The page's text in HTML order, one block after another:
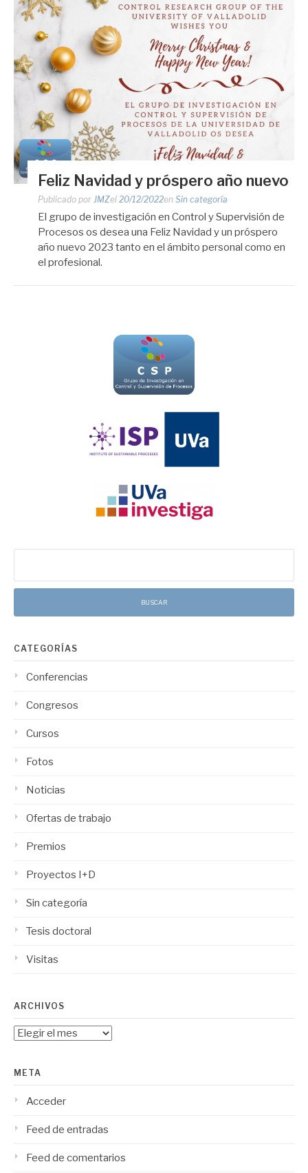
Feliz Navidad y próspero año nuevo
Publicado por JMZel 20/12/2022en Sin categoría
El grupo de investigación en Control y Supervisión de
Procesos os desea una Feliz Navidad y un próspero
año nuevo 2023 tanto en el ámbito personal como en
el profesional.
CATEGORÍAS
Conferencias
Congresos
Cursos
Fotos
Noticias
Ofertas de trabajo
Premios
Proyectos I+D
Sin categoría
Tesis doctoral
Visitas
ARCHIVOS
Archivos
META
Acceder
Feed de entradas
Feed de comentarios